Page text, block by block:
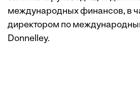
международных финансов, в
директором по
Donnelley.